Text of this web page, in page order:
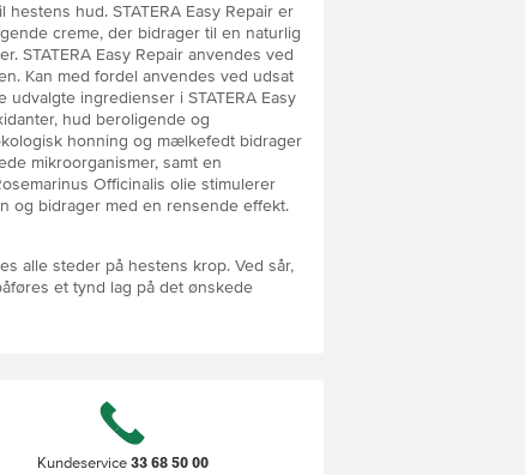
hud. STATERA Easy Repair er
creme, der bidrager til en naturlig
STATERA Easy Repair anvendes ved
Kan med fordel anvendes ved udsat
ingredienser i STATERA Easy
hud beroligende og
honning og mælkefedt bidrager
mikroorganismer, samt en
Officinalis olie stimulerer
og bidrager med en rensende effekt.
alle steder på hestens krop. Ved sår,
et tynd lag på det ønskede
hud, anvendes et tynd lag Easy
Kundeservice33 68 50 00